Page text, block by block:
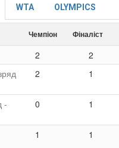
WTA OLYMPICS
Чемпіон Фіналіст
2 2
2 1
-
0 1
1 1